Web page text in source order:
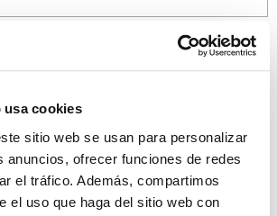
usa cookies
sitio web se usan para personalizar
anuncios, ofrecer funciones de redes
el tráfico. Además, compartimos
el uso que haga del sitio web con
más propiedades!